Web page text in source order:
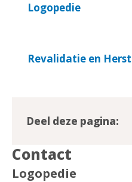
Contact
Logopedie
Logopedie
Revalidatie en
Deel deze pagina: